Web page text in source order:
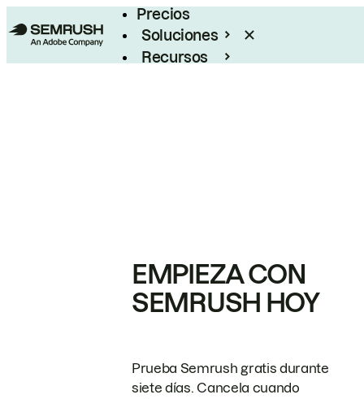
Precios
Soluciones
Recursos
EMPIEZA CON
SEMRUSH HOY
Prueba Semrush gratis durante
siete días. Cancela cuando